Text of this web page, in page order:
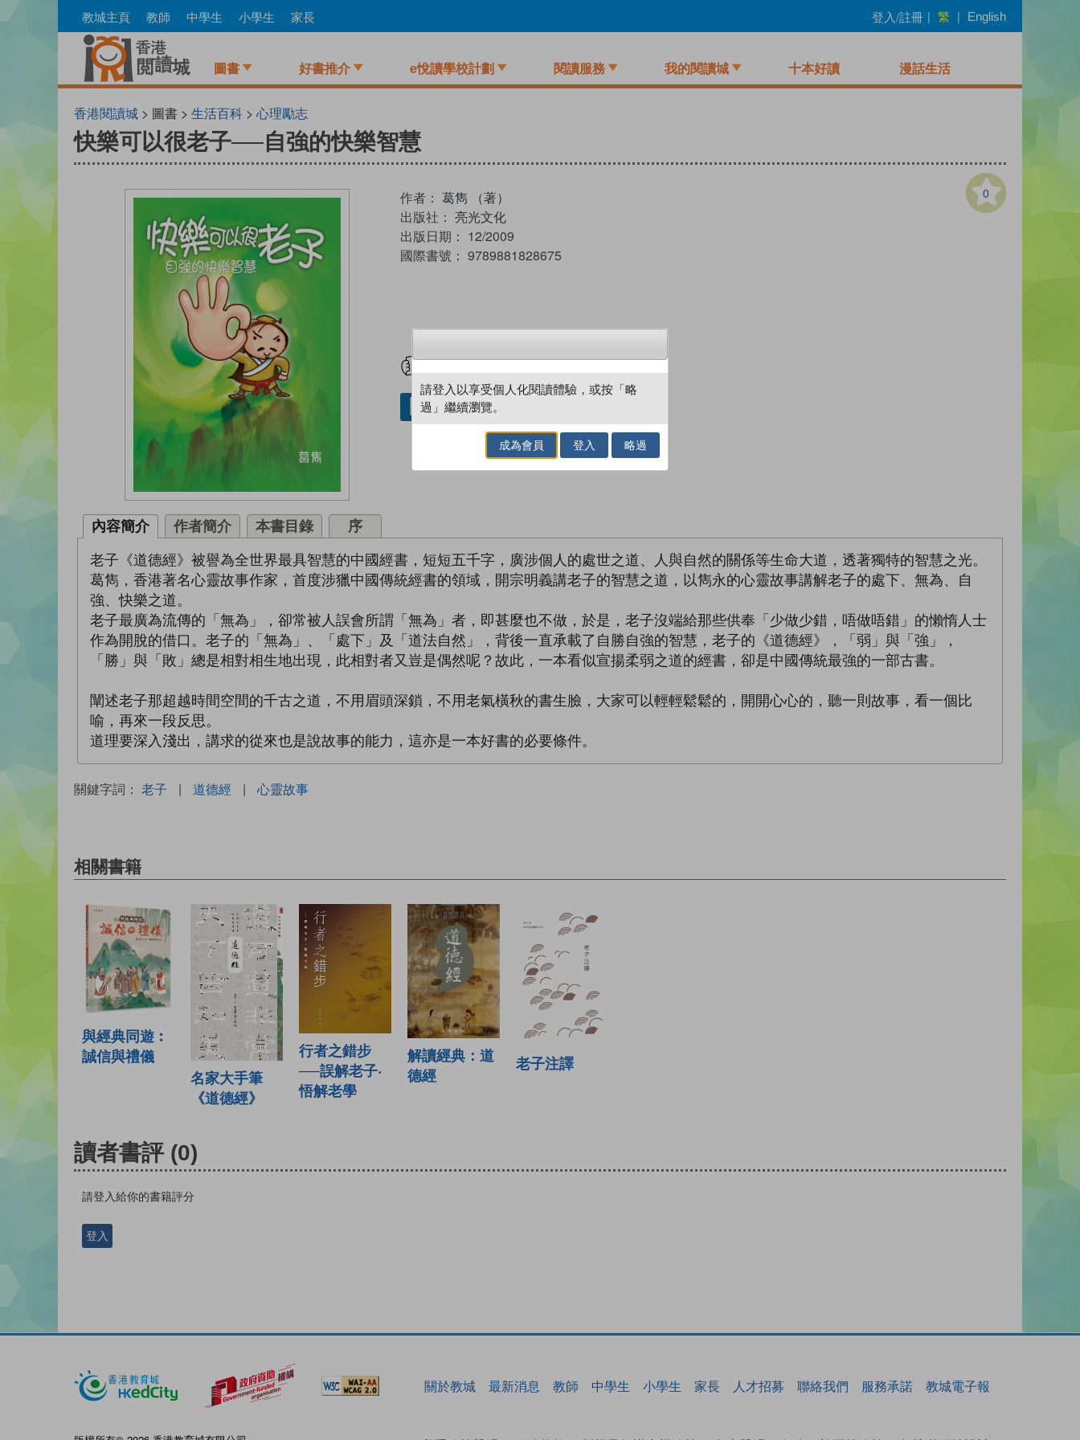
to
教城主頁 教師 中學生 小學生 家長 登入/註冊 | 繁 | English
圖書 好書推介 e悅讀學校計劃 閱讀服務 我的閱讀城 十本好讀 漫話生活
香港閱讀城 > 圖書 > 生活百科 > 心理勵志
快樂可以很老子──自強的快樂智慧
0
作者： 葛雋 （著）
出版社： 亮光文化
出版日期： 12/2009
國際書號： 9789881828675
借閱實體書
內容簡介 作者簡介 本書目錄 序
老子《道德經》被譽為全世界最具智慧的中國經書，短短五千字，廣涉個人的處世之道、人與自然的關係等生命大道，透著獨特的智慧之光。
葛雋，香港著名心靈故事作家，首度涉獵中國傳統經書的領域，開宗明義講老子的智慧之道，以雋永的心靈故事講解老子的處下、無為、自
強、快樂之道。
老子最廣為流傳的「無為」，卻常被人誤會所謂「無為」者，即甚麼也不做，於是，老子沒端給那些供奉「少做少錯，唔做唔錯」的懶惰人士
作為開脫的借口。老子的「無為」、「處下」及「道法自然」，背後一直承載了自勝自強的智慧，老子的《道德經》，「弱」與「強」，
「勝」與「敗」總是相對相生地出現，此相對者又豈是偶然呢？故此，一本看似宣揚柔弱之道的經書，卻是中國傳統最強的一部古書。
闡述老子那超越時間空間的千古之道，不用眉頭深鎖，不用老氣橫秋的書生臉，大家可以輕輕鬆鬆的，開開心心的，聽一則故事，看一個比
喻，再來一段反思。
道理要深入淺出，講求的從來也是說故事的能力，這亦是一本好書的必要條件。
關鍵字詞： 老子 | 道德經 | 心靈故事
相關書籍
與經典同遊︰
誠信與禮儀
名家大手筆
《道德經》
行者之錯步
──誤解老子‧
悟解老學
解讀經典：道
德經
老子注譯
讀者書評 (0)
請登入給你的書籍評分
登入
關於教城 最新消息 教師 中學生 小學生 家長 人才招募 聯絡我們 服務承諾 教城電子報
請登入以享受個人化閱讀體驗，或按「略
過」繼續瀏覽。
成為會員 登入 略過